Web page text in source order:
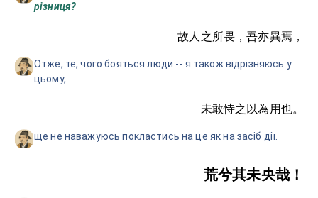
різниця?
故人之所畏，吾亦異焉，
Отже, те, чого бояться люди -- я також відрізняюсь у
цьому,
未敢恃之以為用也。
ще не наважуюсь покластись на це як на засіб дії.
荒兮其未央哉！